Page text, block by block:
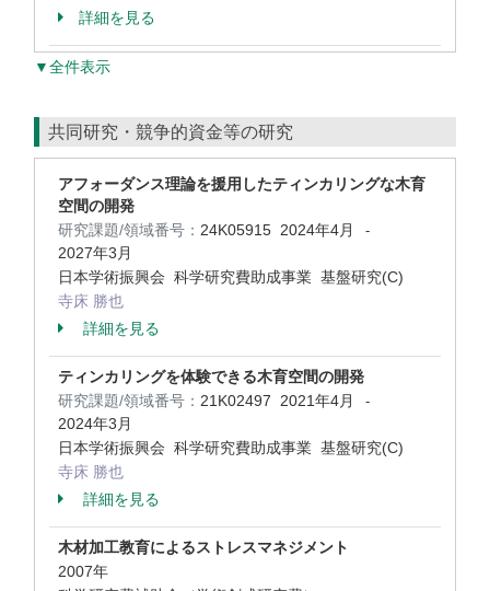
詳細を見る
▼全件表示
共同研究・競争的資金等の研究
アフォーダンス理論を援用したティンカリングな木育
空間の開発
研究課題/領域番号： 24K05915 2024年4月 -
2027年3月
日本学術振興会 科学研究費助成事業 基盤研究(C)
寺床 勝也
詳細を見る
ティンカリングを体験できる木育空間の開発
研究課題/領域番号： 21K02497 2021年4月 -
2024年3月
日本学術振興会 科学研究費助成事業 基盤研究(C)
寺床 勝也
詳細を見る
木材加工教育によるストレスマネジメント
2007年